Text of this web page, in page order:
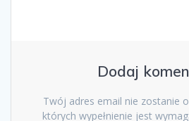
Dodaj
Twój adres email nie zostanie
których wypełnienie jest